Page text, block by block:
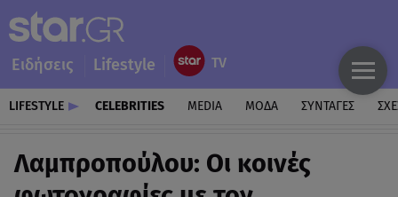
Ειδήσεις Lifestyle
LIFESTYLE CELEBRITIES MEDIA ΜΟΔΑ ΣΥΝΤΑΓΕΣ
Λαμπροπούλου: Οι κοινές